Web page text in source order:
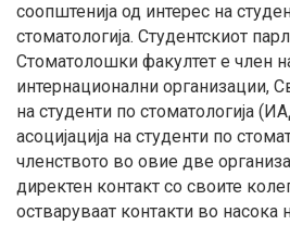
соопштенија од интерес на
стоматологија. Студентскиот
Стоматолошки факултет е член
интернационални организации,
на студенти по стоматологија
асоцијација на студенти по
членството во овие две
директен контакт со своите
остваруваат контакти во